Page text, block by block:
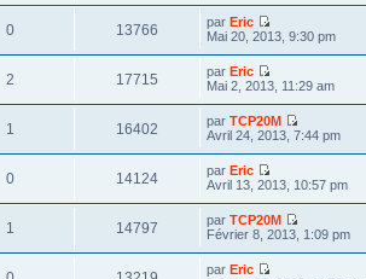
0 13766 parEric
Mai 20, 2013, 9:30 pm
2 17715 parEric
Mai 2, 2013, 11:29 am
1 16402 parTCP20M
Avril 24, 2013, 7:44 pm
0 14124 parEric
Avril 13, 2013, 10:57 pm
1 14797 parTCP20M
Février 8, 2013, 1:09 pm
parEric